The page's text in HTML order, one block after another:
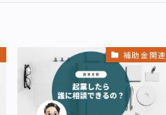
補助金関連